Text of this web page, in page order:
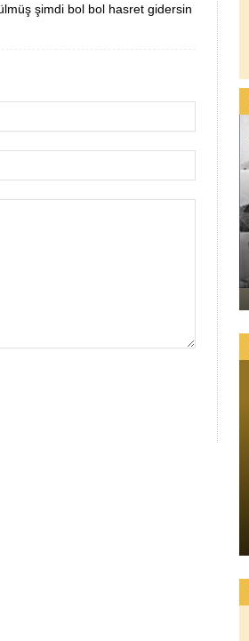
şimdi bol bol hasret gidersin